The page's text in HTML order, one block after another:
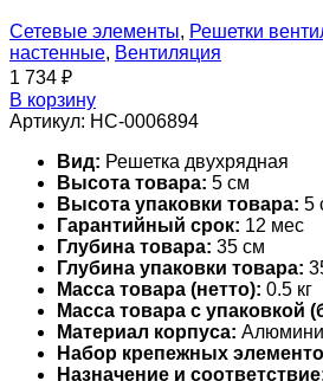
Сетевые элементы, Решетки
настенные, Вентиляция
1 734 ₽
В корзину
Артикул: НС-0006894
Вид: Решетка двухрядная
Высота товара: 5 см
Высота упаковки товара: 5
Гарантийный срок: 12 мес
Глубина товара: 35 см
Глубина упаковки товара:
Масса товара (нетто): 0.5 кг
Масса товара с упаковкой
Материал корпуса:
Набор крепежных
Назначение и